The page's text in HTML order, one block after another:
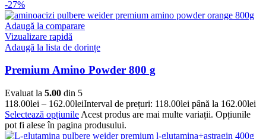
-27%
Adaugă la comparare
Vizualizare rapidă
Adaugă la lista de dorințe
Premium Amino Powder 800 g
Evaluat la 5.00 din 5
118.00lei – 162.00leiInterval de prețuri: 118.00lei până la 162.00lei
Selectează opțiunile Acest produs are mai multe variații. Opțiunile
pot fi alese în pagina produsului.